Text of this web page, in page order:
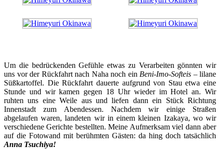
Um die bedrückenden Gefühle etwas zu Verarbeiten gönnten wir
uns vor der Rückfahrt nach Naha noch ein Beni-Imo-Softeis – lilane
Süßkartoffel. Die Rückfahrt dauerte aufgrund von Stau etwa eine
Stunde und wir kamen gegen 18 Uhr wieder im Hotel an. Wir
ruhten uns eine Weile aus und liefen dann ein Stück Richtung
Innenstadt zum Abendessen. Nachdem wir einige Straßen
abgelaufen waren, landeten wir in einem kleinen Izakaya, wo wir
verschiedene Gerichte bestellten. Meine Aufmerksam viel dann aber
auf die Fotowand mit berühmten Gästen: da hing doch tatsächlich
Anna Tsuchiya!